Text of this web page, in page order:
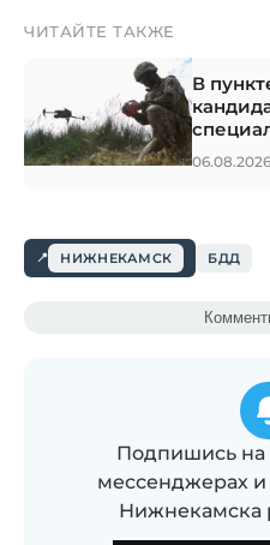
ЧИТАЙТЕ ТАКЖЕ
В
06.08.2026
НИЖНЕКАМСК БДД
Подпишись на
мессенджерах и
Нижнекамска